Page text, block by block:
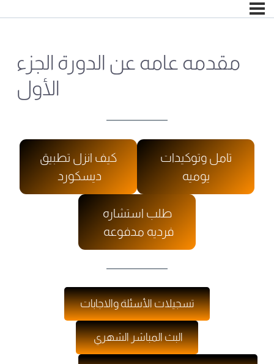
مقدمه عامه عن الدورة الجزء
الأول
تامل وتوكيدات
يوميه
كيف انزل تطبيق
ديسكورد
طلب استشاره
فرديه مدفوعه
تسجيلات الأسئلة والاجابات
البث المباشر الشهري